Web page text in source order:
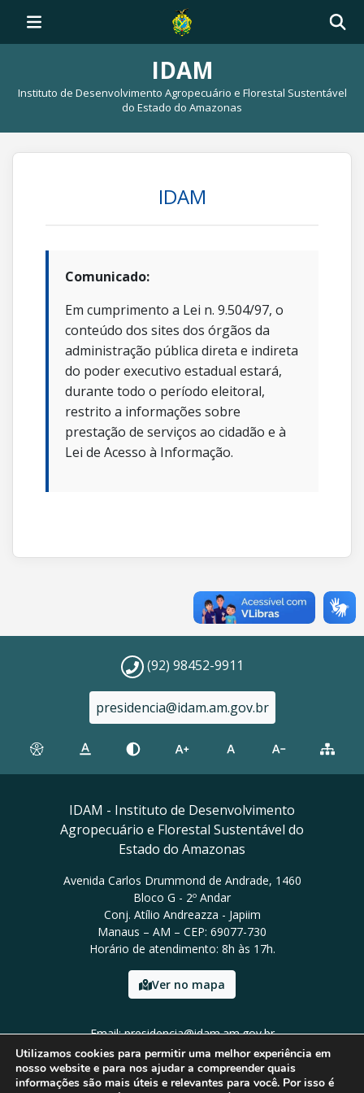
IDAM
Instituto de Desenvolvimento Agropecuário e Florestal Sustentável
do Estado do Amazonas
IDAM
Comunicado:
Em cumprimento a Lei n. 9.504/97, o
conteúdo dos sites dos órgãos da
administração pública direta e indireta
do poder executivo estadual estará,
durante todo o período eleitoral,
restrito a informações sobre
prestação de serviços ao cidadão e à
Lei de Acesso à Informação.
(92) 98452-9911
presidencia@idam.am.gov.br
IDAM - Instituto de Desenvolvimento
Agropecuário e Florestal Sustentável do
Estado do Amazonas
Avenida Carlos Drummond de Andrade, 1460
Bloco G - 2º Andar
Conj. Atílio Andreazza - Japiim
Manaus – AM – CEP: 69077-730
Horário de atendimento: 8h às 17h.
Ver no mapa
Email: presidencia@idam.am.gov.br
Tel: (92) 98452-9911
Utilizamos cookies para permitir uma melhor experiência em
nosso website e para nos ajudar a compreender quais
informações são mais úteis e relevantes para você. Por isso é